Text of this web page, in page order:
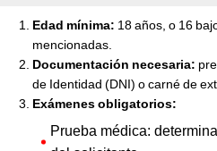
Edad mínima: 18 años, o 16
mencionadas.
Documentación necesaria:
de Identidad (DNI) o carné de
Exámenes obligatorios:
Prueba médica: